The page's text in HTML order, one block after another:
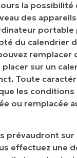
la possibilité
des
portable
du calendrier
remplacer
sur un
Toute
les conditions
ou remplacée
prévaudront sur
effectuez une